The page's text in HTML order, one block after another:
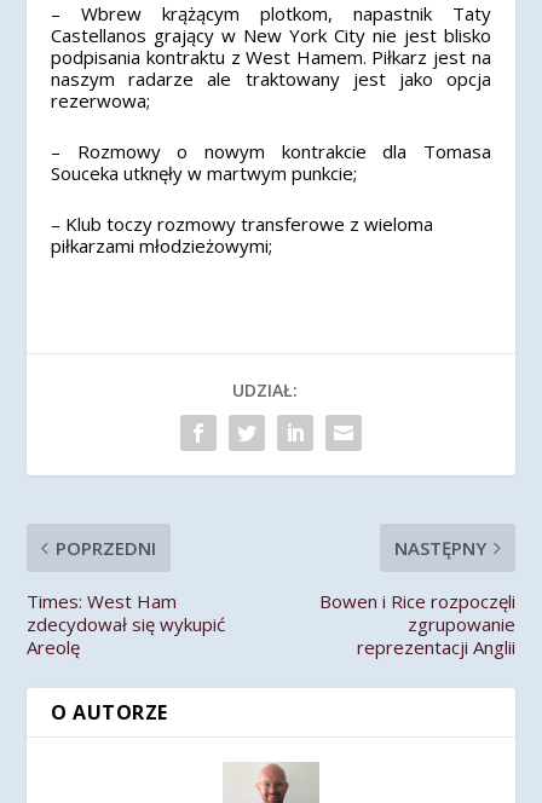
– Wbrew krążącym plotkom, napastnik Taty
Castellanos grający w New York City nie jest blisko
podpisania kontraktu z West Hamem. Piłkarz jest na
naszym radarze ale traktowany jest jako opcja
rezerwowa;
– Rozmowy o nowym kontrakcie dla Tomasa
Souceka utknęły w martwym punkcie;
– Klub toczy rozmowy transferowe z wieloma
piłkarzami młodzieżowymi;
UDZIAŁ:
POPRZEDNI
Times: West Ham
zdecydował się wykupić
Areolę
NASTĘPNY
Bowen i Rice rozpoczęli
zgrupowanie
reprezentacji Anglii
O AUTORZE